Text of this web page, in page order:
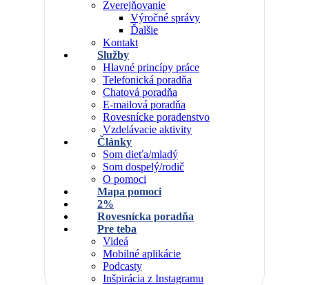
Zverejňovanie
Výročné správy
Ďalšie
Kontakt
Služby
Hlavné princípy práce
Telefonická poradňa
Chatová poradňa
E-mailová poradňa
Rovesnícke poradenstvo
Vzdelávacie aktivity
Články
Som dieťa/mladý
Som dospelý/rodič
O pomoci
Mapa pomoci
2%
Rovesnícka poradňa
Pre teba
Videá
Mobilné aplikácie
Podcasty
Inšpirácia z Instagramu